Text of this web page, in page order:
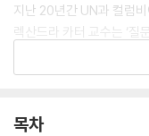
지난 20년간 UN과 컬럼
렉산드라 카터 교수는 ‘질
바꾼다. 협상 전에 스스로
을 파악하는 질문 다섯 가
불편하며, 불확실한 결과
목차